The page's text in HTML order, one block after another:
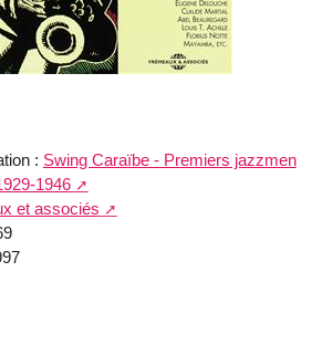
: Swing Caraïbe - Premiers jazzmen
1946
et associés